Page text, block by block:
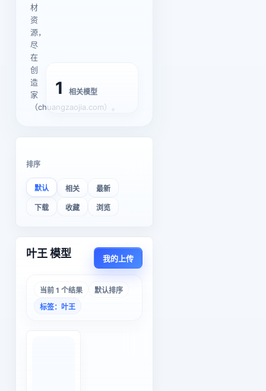
材
资
源，
尽
在
创
造
家
（chuangzaojia.com）。
1 相关模型
排序
默认 相关 最新
下载 收藏 浏览
叶王 模型 我的上传
当前 1 个结果
默认排序
标签：叶王